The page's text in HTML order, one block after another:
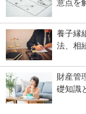
意点を
養子縁
法、相
財産管
礎知識